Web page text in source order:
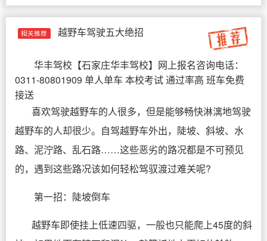
相关推荐 越野车驾驶五大绝招
华丰驾校 【石家庄华丰驾校】网上报名咨询电话：
0311-80801909 单人单车 本校考试 通过率高 班车免费
接送
喜欢驾驶越野车的人很多，但是能够畅快淋漓地驾驶
越野车的人却很少。自驾越野车外出，陡坡、斜坡、水
路、泥泞路、乱石路……这些恶劣的路况都是不可预见
的，遇到这些路况该如何轻松驾驭渡过难关呢?
第一招：陡坡倒车
越野车即使挂上低速四驱，一般也只能爬上45度的斜